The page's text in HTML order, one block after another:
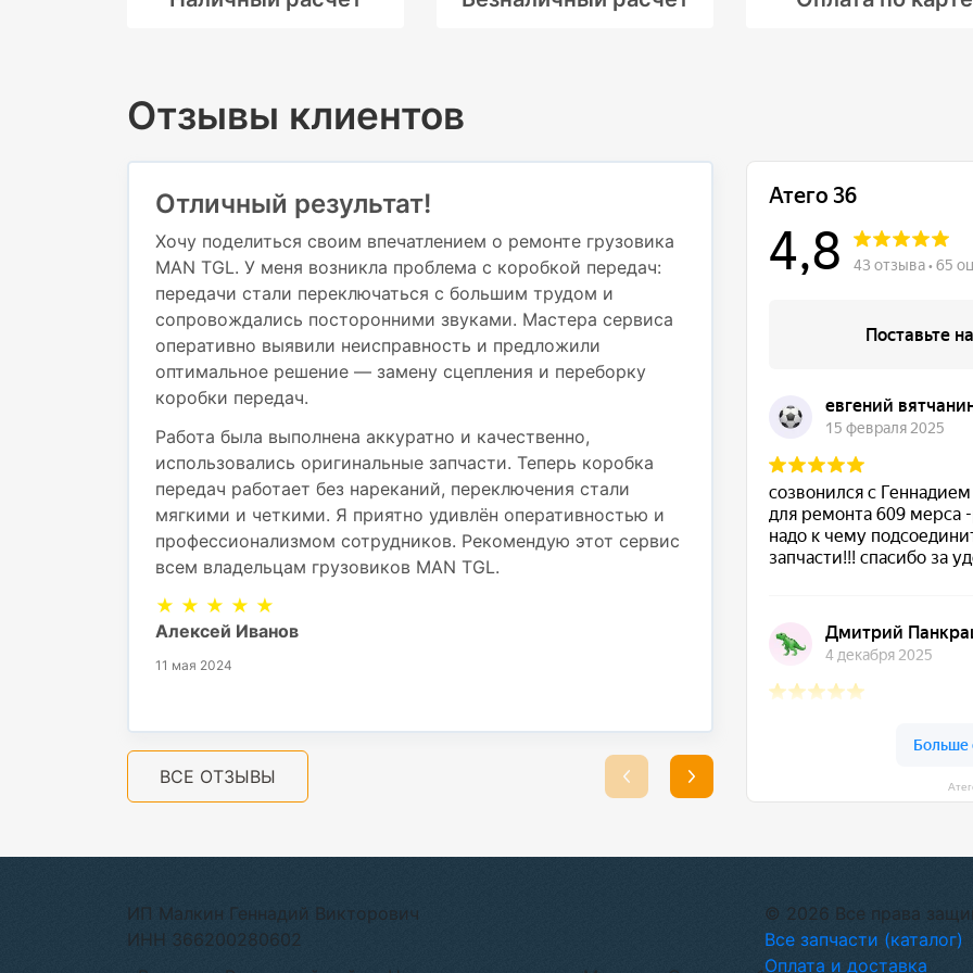
Отзывы клиентов
Отличный результат!
Хочу поделиться своим впечатлением о ремонте грузовика
MAN TGL. У меня возникла проблема с коробкой передач:
передачи стали переключаться с большим трудом и
сопровождались посторонними звуками. Мастера сервиса
оперативно выявили неисправность и предложили
оптимальное решение — замену сцепления и переборку
коробки передач.
Работа была выполнена аккуратно и качественно,
использовались оригинальные запчасти. Теперь коробка
передач работает без нареканий, переключения стали
мягкими и четкими. Я приятно удивлён оперативностью и
профессионализмом сотрудников. Рекомендую этот сервис
всем владельцам грузовиков MAN TGL.
★ ★ ★ ★ ★
Алексей Иванов
11 мая 2024
деталям
Недавно обращался в
частью. При
вибрация на рулевом
подвески — пришлось
также провести
Работы были
использовали
выполненные работы.
стабильно, никаких
Большое спасибо за
★ ★ ★ ★ ★
Сергей Подрубный
25 августа 2025
ВСЕ ОТЗЫВЫ
ИП Малкин Геннадий Викторович
ИНН 366200280602
© 2026 Все права
Все запчасти (каталог)
Оплата и доставка